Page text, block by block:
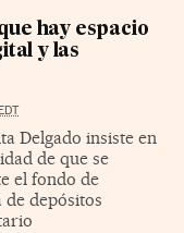
hay espacio
y las
EDT
Delgado insiste en
de que se
el fondo de
de depósitos